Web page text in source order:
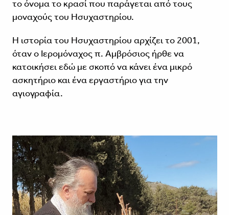
το όνομα το κρασί που παράγεται από τους
μοναχούς του Ησυχαστηρίου.
Η ιστορία του Ησυχαστηρίου αρχίζει το 2001,
όταν ο Ιερομόναχος π. Αμβρόσιος ήρθε να
κατοικήσει εδώ με σκοπό να κάνει ένα μικρό
ασκητήριο και ένα εργαστήριο για την
αγιογραφία.